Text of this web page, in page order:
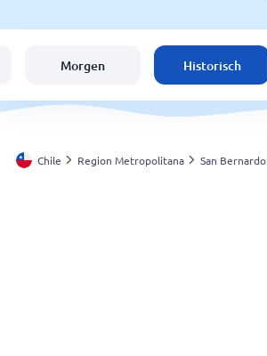
Schweiz
Deutschland
Morgen Historisch
Chile Region Metropolitana San Bernardo